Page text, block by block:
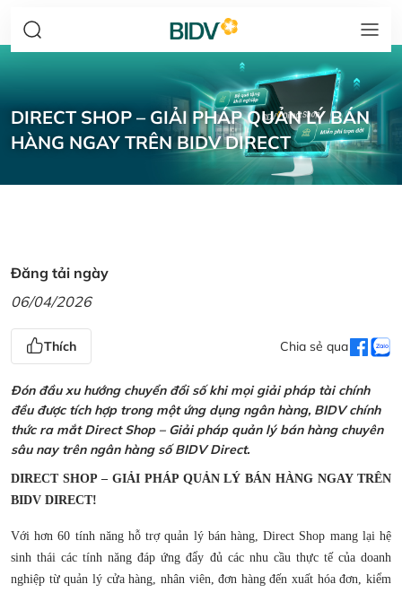
DIRECT SHOP – GIẢI PHÁP QUẢN LÝ BÁN
HÀNG NGAY TRÊN BIDV DIRECT
Đăng tải ngày
06/04/2026
Thích Chia sẻ qua
Đón đầu xu hướng chuyển đổi số khi mọi giải pháp tài chính
đều được tích hợp trong một ứng dụng ngân hàng, BIDV chính
thức ra mắt Direct Shop – Giải pháp quản lý bán hàng chuyên
sâu nay trên ngân hàng số BIDV Direct.
DIRECT SHOP – GIẢI PHÁP QUẢN LÝ BÁN HÀNG NGAY TRÊN
BIDV DIRECT!
Với hơn 60 tính năng hỗ trợ quản lý bán hàng, Direct Shop mang lại hệ
sinh thái các tính năng đáp ứng đẩy đủ các nhu cầu thực tế của doanh
nghiệp từ quản lý cửa hàng, nhân viên, đơn hàng đến xuất hóa đơn, kiểm